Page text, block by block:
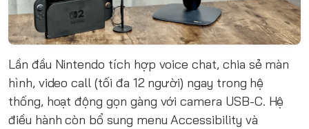
Lần đầu Nintendo tích hợp voice chat, chia sẻ màn
hình, video call (tối đa 12 người) ngay trong hệ
thống, hoạt động gọn gàng với camera USB-C. Hệ
điều hành còn bổ sung menu Accessibility và